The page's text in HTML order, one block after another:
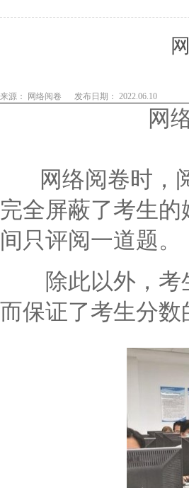
来源： 网络阅卷 发布日期： 2022.06.10
网
网络阅卷时，阅
完全屏蔽了考生
间只评阅一道题。
除此以外，考生
而保证了考生分数